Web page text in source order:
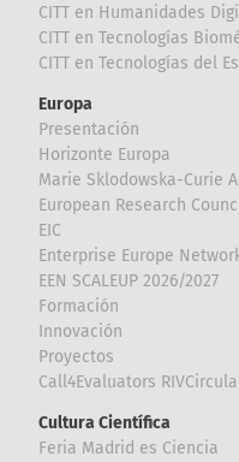
CITT en Humanidades
CITT en Tecnologías
CITT en Tecnologías del
Europa
Presentación
Horizonte Europa
Marie Sklodowska-Curie
European Research
EIC
Enterprise Europe
EEN SCALEUP 2026/2027
Formación
Innovación
Proyectos
Call4Evaluators
Cultura Científica
Feria Madrid es Ciencia